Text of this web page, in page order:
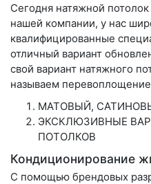
Сегодня натяжной
нашей компании, у нас
квалифицированные
отличный вариант
свой вариант натяжного
называем
МАТОВЫЙ,
ЭКСКЛЮЗИВНЫЕ
ПОТОЛКОВ
Кондиционирование
С помощью брендовых